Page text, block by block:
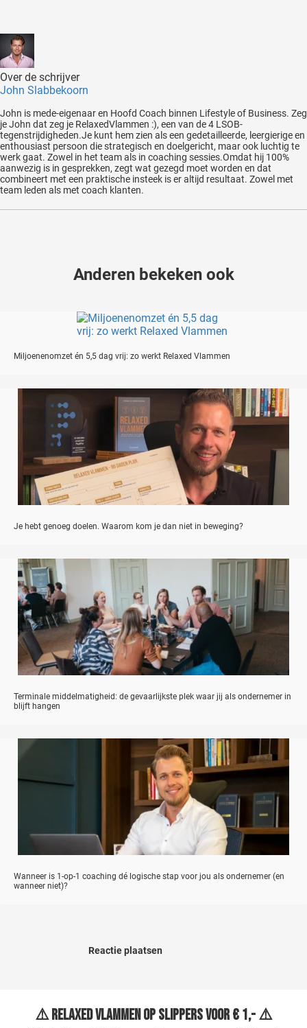
Over de schrijver
John Slabbekoorn
John is mede-eigenaar en Hoofd Coach binnen Lifestyle of Business. Zeg
je John dat zeg je RelaxedVlammen :), een van de 4 LSOB-
tegenstrijdigheden.Je kunt hem zien als een gedetailleerde, leergierige en
enthousiast persoon die strategisch en doelgericht, maar ook luchtig te
werk gaat. Zowel in het team als in coaching sessies.Omdat hij 100%
aanwezig is in gesprekken, zegt wat gezegd moet worden en dat
combineert met een praktische insteek is er altijd resultaat. Zowel met
team leden als met coach klanten.
Anderen bekeken ook
Miljoenenomzet én 5,5 dag vrij: zo werkt Relaxed Vlammen
Je hebt genoeg doelen. Waarom kom je dan niet in beweging?
Terminale middelmatigheid: de gevaarlijkste plek waar jij als ondernemer in
blijft hangen
Wanneer is 1-op-1 coaching dé logische stap voor jou als ondernemer (en
wanneer niet)?
Reactie plaatsen
⚠️ Relaxed Vlammen op Slippers voor € 1,- ⚠️